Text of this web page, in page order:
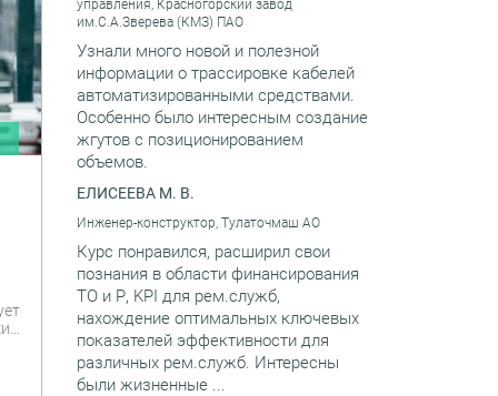
управления, Красногорский завод
им.С.А.Зверева (КМЗ) ПАО
Узнали много новой и полезной
информации о трассировке кабелей
автоматизированными средствами.
Особенно было интересным создание
жгутов с позиционированием
объемов.
ЕЛИСЕЕВА М. В.
Инженер-конструктор, Тулаточмаш АО
Курс понравился, расширил свои
познания в области финансирования
ТО и Р, KPI для рем.служб,
нахождение оптимальных ключевых
показателей эффективности для
различных рем.служб. Интересны
были жизненные ...